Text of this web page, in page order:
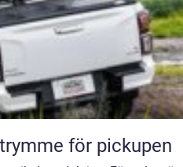
för pickupen